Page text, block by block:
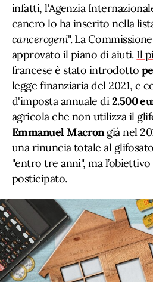
infatti, l'Agenzia
cancro lo ha inserito nella
cancerogeni". La
approvato il piano di aiuti. Il
francese è stato introdotto
legge finanziaria del 2021, e
d'imposta annuale di2.500
agricola che non utilizza il
Emmanuel Macrongià nel
una rinuncia totale al
"entro tre anni", ma
posticipato.